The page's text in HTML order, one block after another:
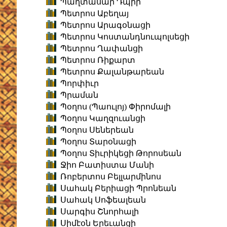
Պաղտասար Դպիր
Պետրոս Աբեղայ
Պետրոս Արագօնացի
Պետրոս Կոստանդնուպոլսեցի
Պետրոս Ղափանցի
Պետրոս Ռիքարտ
Պետրոս Քալանթարեան
Պորփիւր
Պրաման
Պօղոս (Պաուլոյ) Փիրոմալի
Պօղոս Կաղզուանցի
Պօղոս Սեներեան
Պօղոս Տարօնացի
Պօղոս Տիւրիկեցի Թորոսեան
Ջիո Բատիստա Մանի
Ռոբերտոս Բելլարմինոս
Սահակ Բերիացի Պրոնեան
Սահակ Սոֆեալեան
Սարգիս Շնորհալի
Սիմէօն Երեւանցի